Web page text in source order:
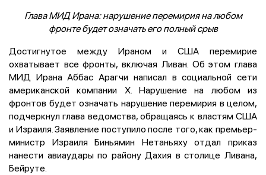
Глава МИД Ирана: нарушение перемирия на любом
фронте будет означать его полный срыв
Достигнутое между Ираном и США перемирие
охватывает все фронты, включая Ливан. Об этом глава
МИД Ирана Аббас Арагчи написал в социальной сети
американской компании Х. Нарушение на любом из
фронтов будет означать нарушение перемирия в целом,
подчеркнул глава ведомства, обращаясь к властям США
и Израиля. Заявление поступило после того, как премьер-
министр Израиля Биньямин Нетаньяху отдал приказ
нанести авиаудары по району Дахия в столице Ливана,
Бейруте.